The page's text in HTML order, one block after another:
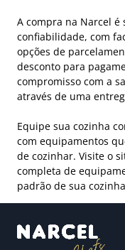
A compra na Narcel
confiabilidade, com
opções de
desconto para
compromisso com a
através de uma
Equipe sua cozinha
com equipamentos
de cozinhar. Visite o
completa de
padrão de sua